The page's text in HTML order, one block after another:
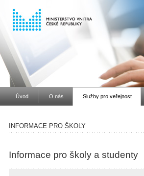
Úvod O nás Služby pro veřejnost
INFORMACE PRO ŠKOLY
Informace pro školy a studenty